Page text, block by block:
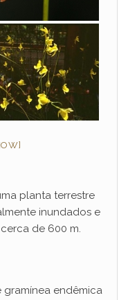
planta terrestre
inundados e
de 600 m.
gramínea endêmica